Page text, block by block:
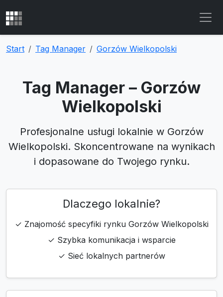
Start Tag Manager Gorzów Wielkopolski
Tag Manager – Gorzów
Wielkopolski
Profesjonalne usługi lokalnie w Gorzów
Wielkopolski. Skoncentrowane na wynikach
i dopasowane do Twojego rynku.
Dlaczego lokalnie?
✓ Znajomość specyfiki rynku Gorzów Wielkopolski
✓ Szybka komunikacja i wsparcie
✓ Sieć lokalnych partnerów